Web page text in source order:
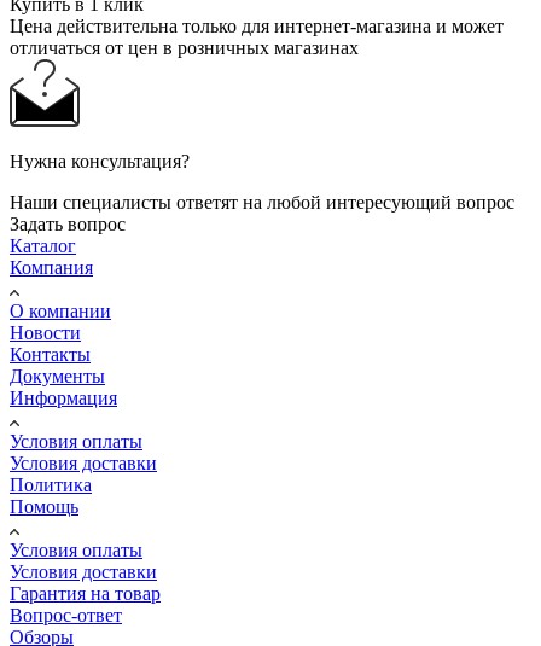
Цена действительна только для интернет-магазина и может
отличаться от цен в розничных магазинах
Нужна консультация?
Наши специалисты ответят на любой интересующий вопрос
Задать вопрос
Каталог
Компания
О компании
Новости
Контакты
Документы
Информация
Условия оплаты
Условия доставки
Политика
Помощь
Условия оплаты
Условия доставки
Гарантия на товар
Вопрос-ответ
Обзоры